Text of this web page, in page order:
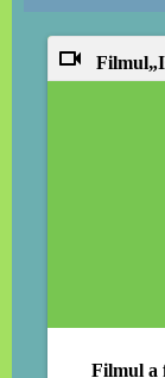
Filmul
Filmul a